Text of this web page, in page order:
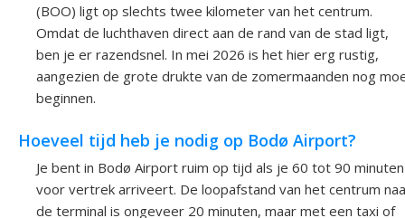
(BOO) ligt op slechts twee kilometer van het centrum.
Omdat de luchthaven direct aan de rand van de stad ligt,
ben je er razendsnel. In mei 2026 is het hier erg rustig,
aangezien de grote drukte van de zomermaanden nog
beginnen.
Hoeveel tijd heb je nodig op Bodø Airport?
Je bent in Bodø Airport ruim op tijd als je 60 tot 90 minuten
voor vertrek arriveert. De loopafstand van het centrum
de terminal is ongeveer 20 minuten, maar met een taxi of